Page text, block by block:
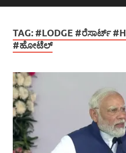
TAG: #LODGE #ರೆಸಾರ್ಟ್
#ಹೋಟೆಲ್